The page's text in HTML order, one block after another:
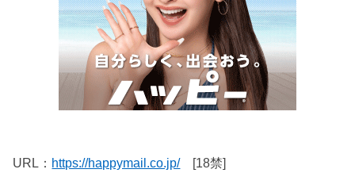
URL： https://happymail.co.jp/[18禁]